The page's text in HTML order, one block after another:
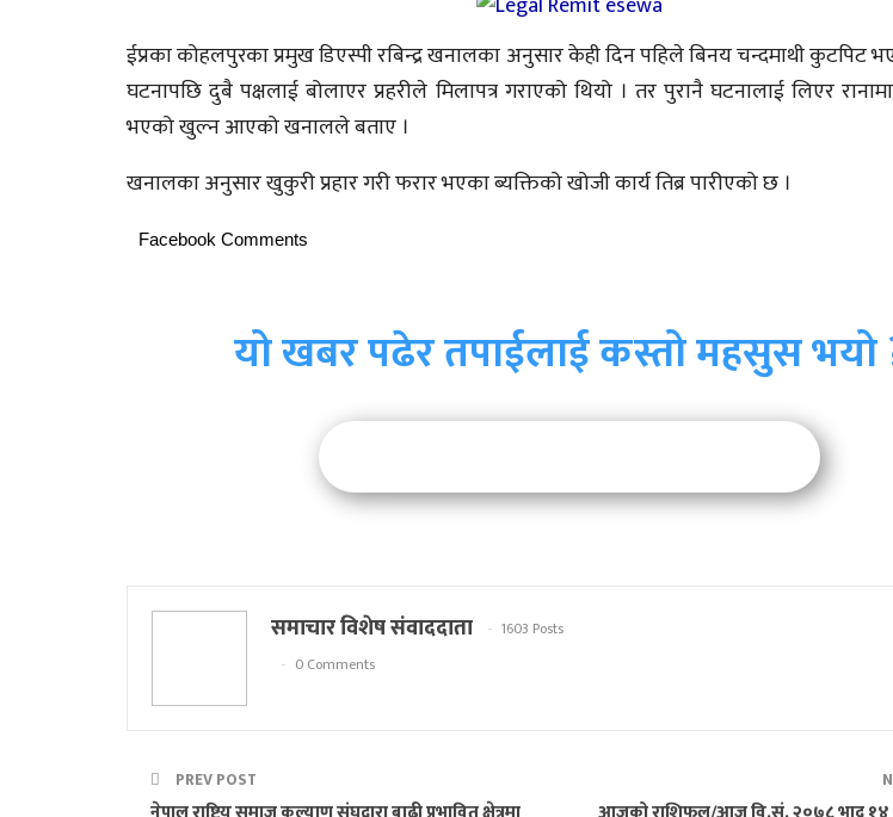
ईप्रका कोहलपुरका प्रमुख डिएस्पी रबिन्द्र खनालका अनुसार केही दिन पहिले बिनय चन्दमाथी कुटपिट
घटनापछि दुबै पक्षलाई बोलाएर प्रहरीले मिलापत्र गराएको थियो । तर पुरानै घटनालाई लिएर
भएको खुल्न आएको खनालले बताए ।
खनालका अनुसार खुकुरी प्रहार गरी फरार भएका ब्यक्तिको खोजी कार्य तिब्र पारीएको छ ।
Facebook Comments
यो खबर पढेर तपाईलाई कस्तो महसुस भयो
समाचार विशेष संवाददाता
1603 Posts
0 Comments
PREV POST